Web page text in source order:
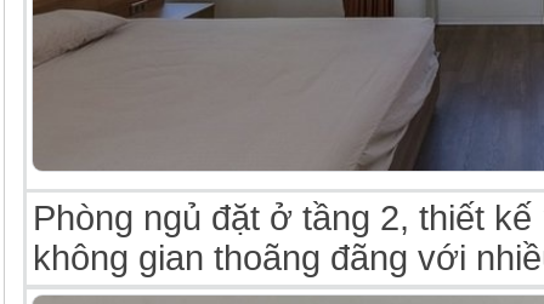
Phòng ngủ đặt ở tầng 2, thiết
không gian thoãng đãng với